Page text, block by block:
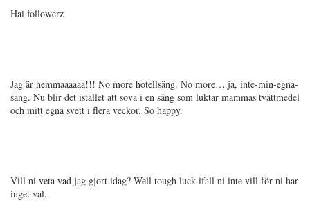
Hai followerz
Jag är hemmaaaaaa!!! No more hotellsäng. No more… ja, inte-min-egna-
säng. Nu blir det istället att sova i en säng som luktar mammas tvättmedel
och mitt egna svett i flera veckor. So happy.
Vill ni veta vad jag gjort idag? Well tough luck ifall ni inte vill för ni har
inget val.